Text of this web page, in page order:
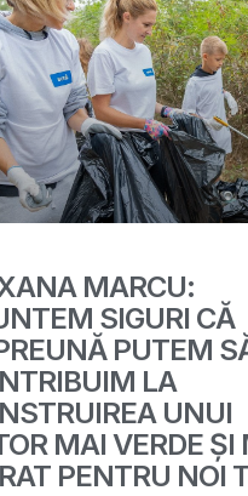
MARCU:
SIGURI CĂ
PUTEM
LA
UNUI
MAI VERDE ȘI
PENTRU NOI